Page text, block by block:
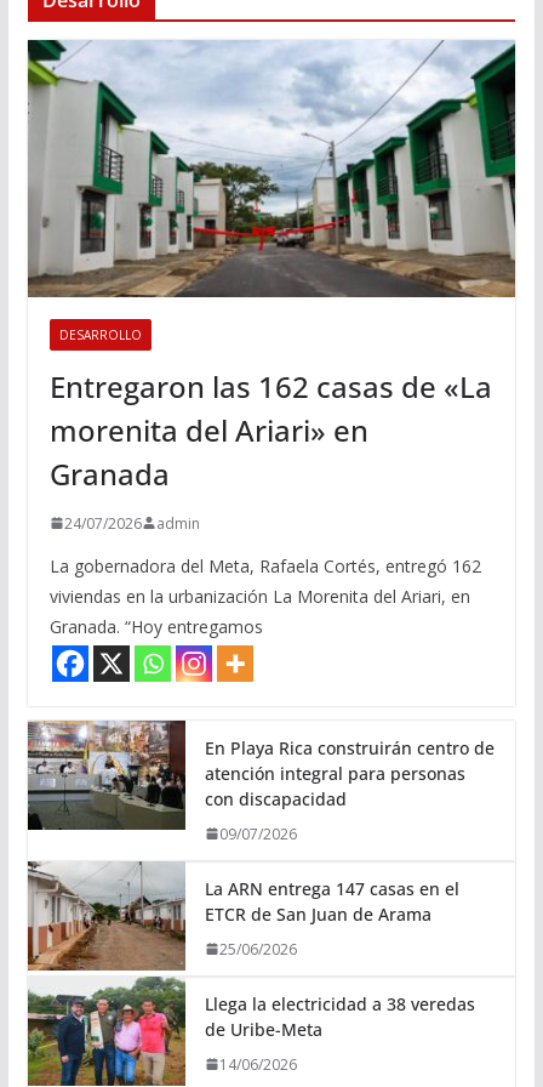
DESARROLLO
Entregaron las 162 casas de «La
morenita del Ariari» en
Granada
24/07/2026 admin
La gobernadora del Meta, Rafaela Cortés, entregó 162
viviendas en la urbanización La Morenita del Ariari, en
Granada. “Hoy entregamos
En Playa Rica construirán centro de
atención integral para personas
con discapacidad
09/07/2026
La ARN entrega 147 casas en el
ETCR de San Juan de Arama
25/06/2026
Llega la electricidad a 38 veredas
de Uribe-Meta
14/06/2026